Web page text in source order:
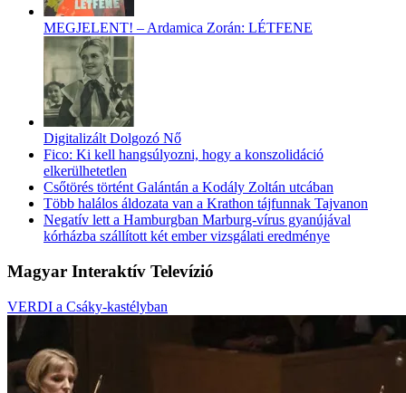
MEGJELENT! – Ardamica Zorán: LÉTFENE
Digitalizált Dolgozó Nő
Fico: Ki kell hangsúlyozni, hogy a konszolidáció
elkerülhetetlen
Csőtörés történt Galántán a Kodály Zoltán utcában
Több halálos áldozata van a Krathon tájfunnak Tajvanon
Negatív lett a Hamburgban Marburg-vírus gyanújával
kórházba szállított két ember vizsgálati eredménye
Magyar Interaktív Televízió
VERDI a Csáky-kastélyban